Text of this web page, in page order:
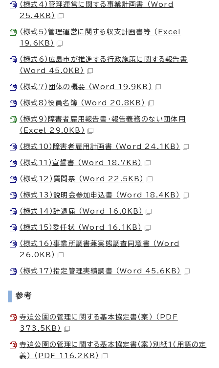
（様式4）管理運営に関する事業計画書 （Word
25.4KB）
（様式5）管理運営に関する収支計画書等 （Excel
19.6KB）
（様式6）広島市が推進する行政施策に関する報告書
（Word 45.0KB）
（様式7）団体の概要 （Word 19.9KB）
（様式8）役員名簿 （Word 20.8KB）
（様式9）障害者雇用報告書・報告義務のない団体用
（Excel 29.0KB）
（様式10）障害者雇用計画書 （Word 24.1KB）
（様式11）宣誓書 （Word 18.7KB）
（様式12）質問票 （Word 22.5KB）
（様式13）説明会参加申込書 （Word 18.4KB）
（様式14）辞退届 （Word 16.0KB）
（様式15）委任状 （Word 16.1KB）
（様式16）事業所調書兼実態調査同意書 （Word
26.0KB）
（様式17）指定管理実績調書 （Word 45.6KB）
参考
寺迫公園の管理に関する基本協定書（案） （PDF
373.5KB）
寺迫公園の管理に関する基本協定書（案）別紙1（用語の定
義） （PDF 116.2KB）